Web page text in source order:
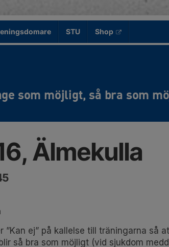
STU Shop
Älmekulla
”Kan ej” på kallelse till träningarna så
så bra som möjligt (vid sjukdom